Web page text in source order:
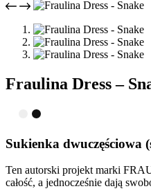
Fraulina Dress –
Sukienka dwuczęściowa
Ten autorski projekt marki
całość, a jednocześnie dają